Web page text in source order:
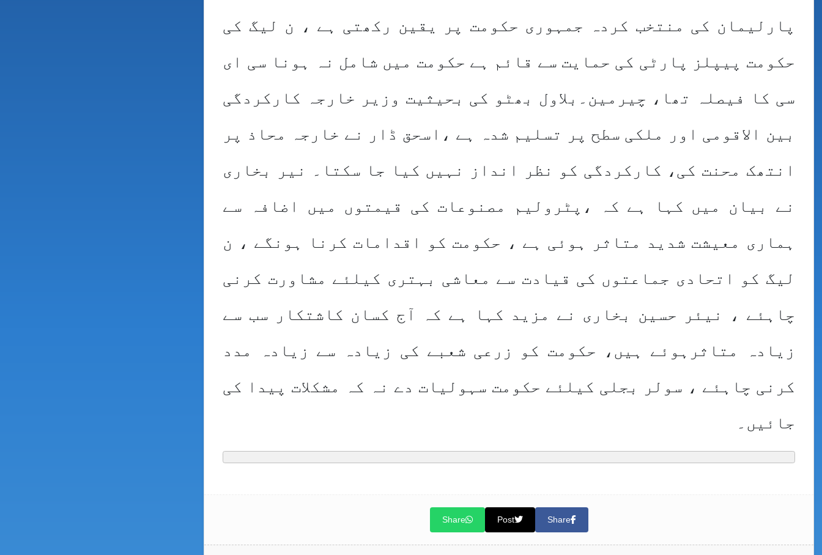
پارلیمان کی منتخب کردہ جمہوری حکومت پر یقین رکھتی ہے ، ن لیگ کی
حکومت پیپلز پارٹی کی حمایت سے قائم ہے حکومت میں شامل نہ ہونا سی ای
سی کا فیصلہ تھا، چیرمین۔بلاول بھٹو کی بحیثیت وزیر خارجہ کارکردگی
بین الاقومی اور ملکی سطح پر تسلیم شدہ ہے ،اسحق ڈار نے خارجہ محاذ پر
انتھک محنت کی، کارکردگی کو نظر انداز نہیں کیا جا سکتا۔ نیر بخاری
نے بیان میں کہا ہے کہ ،پٹرولیم مصنوعات کی قیمتوں میں اضافہ سے
ہماری معیشت شدید متاثر ہوئی ہے ، حکومت کو اقدامات کرنا ہونگے ، ن
لیگ کو اتحادی جماعتوں کی قیادت سے معاشی بہتری کیلئے مشاورت کرنی
چاہئے ، نیئر حسین بخاری نے مزید کہا ہے کہ آج کسان کاشتکار سب سے
زیادہ متاثرہوئے ہیں، حکومت کو زرعی شعبے کی زیادہ سے زیادہ مدد
کرنی چاہئے ، سولر بجلی کیلئے حکومت سہولیات دے نہ کہ مشکلات پیدا کی
جائیں۔
Share
Post
Share